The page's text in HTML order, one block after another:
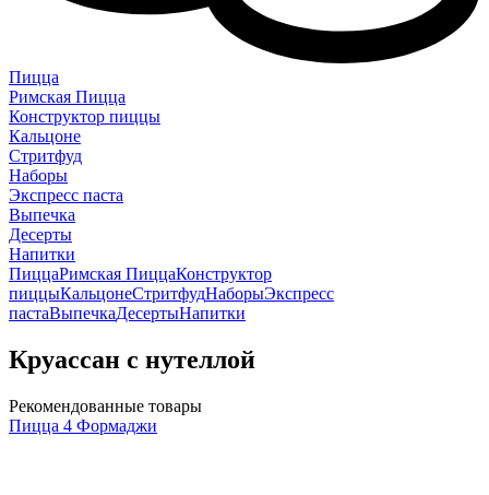
Пицца
Римская Пицца
Конструктор пиццы
Кальцоне
Стритфуд
Наборы
Экспресс паста
Выпечка
Десерты
Напитки
ПиццаРимская ПиццаКонструктор
пиццыКальцонеСтритфудНаборыЭкспресс
пастаВыпечкаДесертыНапитки
Круассан с нутеллой
Рекомендованные товары
Пицца 4 Формаджи